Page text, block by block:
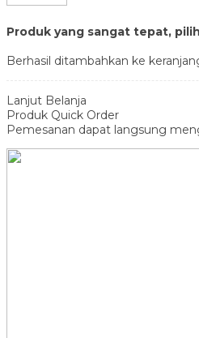
Produk yang sangat tepat,
Berhasil ditambahkan ke
Lanjut Belanja
Produk Quick Order
Pemesanan dapat langsung